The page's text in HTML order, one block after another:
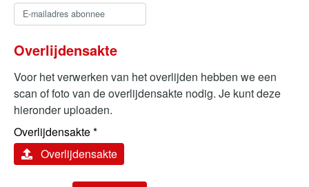
Overlijdensakte
Voor het verwerken van het overlijden hebben we een
scan of foto van de overlijdensakte nodig. Je kunt deze
hieronder uploaden.
Overlijdensakte*
Overlijdensakte